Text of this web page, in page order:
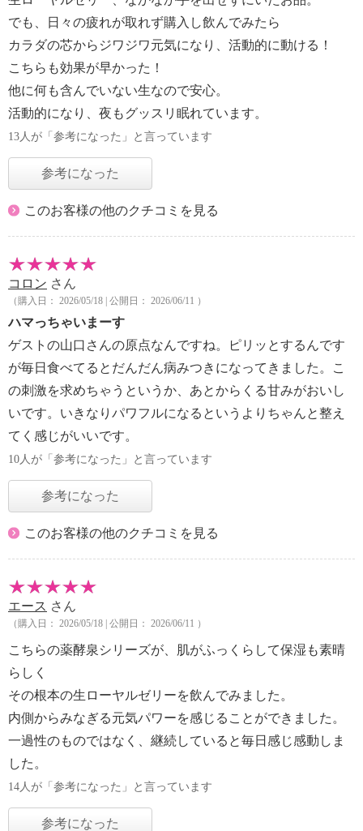
でも、日々の疲れが取れず購入し飲んでみたら
カラダの芯からジワジワ元気になり、活動的に動ける！
こちらも効果が早かった！
他に何も含んでいない生なので安心。
活動的になり、夜もグッスリ眠れています。
13人が「参考になった」と言っています
参考になった
このお客様の他のクチコミを見る
コロン さん
（購入日： 2026/05/18 | 公開日： 2026/06/11 ）
ハマっちゃいまーす
ゲストの山口さんの原点なんですね。ピリッとするんです
が毎日食べてるとだんだん病みつきになってきました。こ
の刺激を求めちゃうというか、あとからくる甘みがおいし
いです。いきなりパワフルになるというよりちゃんと整え
てく感じがいいです。
10人が「参考になった」と言っています
参考になった
このお客様の他のクチコミを見る
エース さん
（購入日： 2026/05/18 | 公開日： 2026/06/11 ）
こちらの薬酵泉シリーズが、肌がふっくらして保湿も素晴
らしく
その根本の生ローヤルゼリーを飲んでみました。
内側からみなぎる元気パワーを感じることができました。
一過性のものではなく、継続していると毎日感じ感動しま
した。
14人が「参考になった」と言っています
参考になった